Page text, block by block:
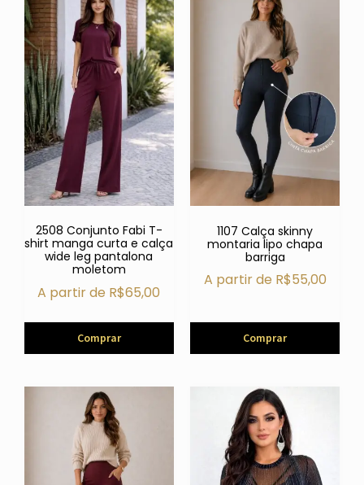
2508 Conjunto Fabi T-
shirt manga curta e calça
wide leg pantalona
moletom
A partir de R$65,00
Comprar
1107 Calça skinny
montaria lipo chapa
barriga
A partir de R$55,00
Comprar